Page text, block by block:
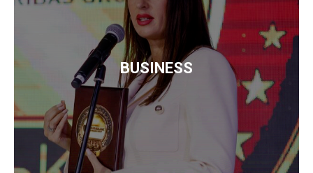
BUSINESS